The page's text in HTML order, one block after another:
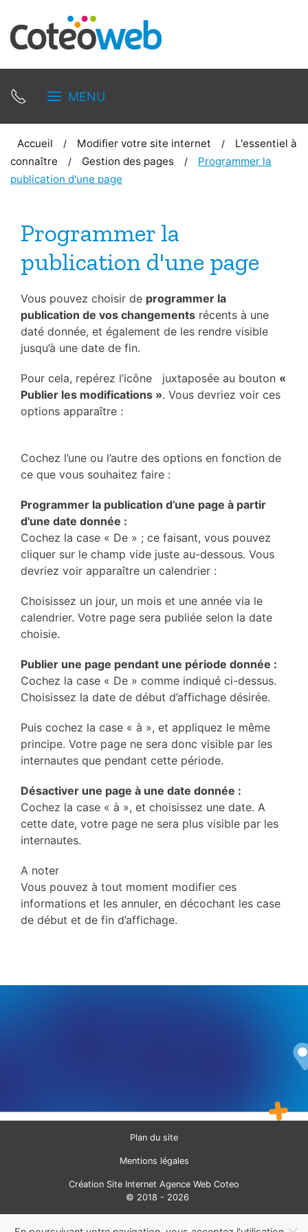
MENU
Accueil Modifier votre site internet
L'essentiel à
connaître
Gestion des pages
Programmer la
publication d'une page
Programmer la
publication d'une page
Vous pouvez choisir de programmer la
publication de vos changements récents à une
daté donnée, et également de les rendre visible
jusqu’à une date de fin.
Pour cela, repérez l’icône juxtaposée au bouton «
Publier les modifications ». Vous devriez voir ces
options apparaître :
Cochez l’une ou l’autre des options en fonction de
ce que vous souhaitez faire :
Programmer la publication d’une page à partir
d'une date donnée :
Cochez la case « De » ; ce faisant, vous pouvez
cliquer sur le champ vide juste au-dessous. Vous
devriez voir apparaître un calendrier :
Choisissez un jour, un mois et une année via le
calendrier. Votre page sera publiée selon la date
choisie.
Publier une page pendant une période donnée :
Cochez la case « De » comme indiqué ci-dessus.
Choisissez la date de début d’affichage désirée.
Puis cochez la case « à », et appliquez le même
principe. Votre page ne sera donc visible par les
internautes que pendant cette période.
Désactiver une page à une date donnée :
Cochez la case « à », et choisissez une date. A
cette date, votre page ne sera plus visible par les
internautes.
A noter
Vous pouvez à tout moment modifier ces
informations et les annuler, en décochant les case
de début et de fin d’affichage.
Plan du site
Mentions légales
Création Site Internet Agence Web Coteo
© 2018 - 2026